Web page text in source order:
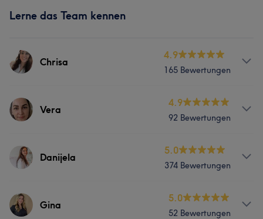
Lerne das Team kennen
Chrisa
4.9
165 Bewertungen
Services
Portfolio
Vera
4.9
92 Bewertungen
Services
Was unsere Kunden über Vera sagen
Danijela
5.0
374 Bewertungen
Services
Gina
5.0
52 Bewertungen